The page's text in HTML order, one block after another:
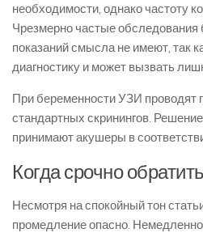
необходимости, однако частоту
Чрезмерно частые обследования
показаний смысла не имеют, так
диагностику и может вызвать
При беременности УЗИ проводят
стандартных скринингов.
принимают акушеры в
Когда срочно
Несмотря на спокойный тон
промедление опасно.